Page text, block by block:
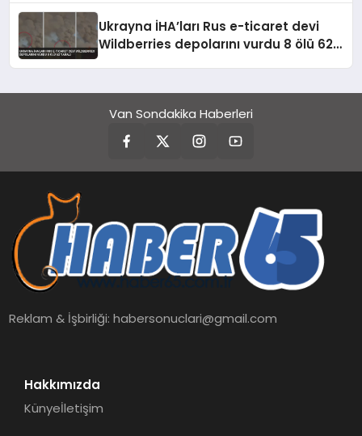
Ukrayna İHA’ları Rus e-ticaret devi
Wildberries depolarını vurdu 8 ölü 62
Van Sondakika Haberleri
Reklam & İşbirliği:habersonuclari@gmail.com
Hakkımızda
Künyeİletişim